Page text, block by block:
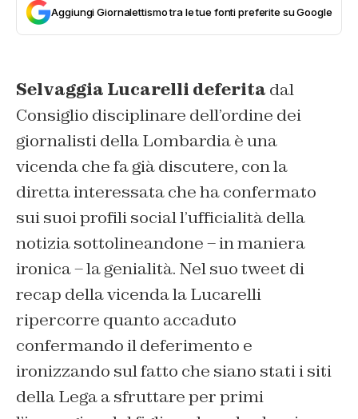
Aggiungi Giornalettismo tra le tue fonti preferite su Google
Selvaggia Lucarelli deferita dal
Consiglio disciplinare dell’ordine dei
giornalisti della Lombardia è una
vicenda che fa già discutere, con la
diretta interessata che ha confermato
sui suoi profili social l’ufficialità della
notizia sottolineandone – in maniera
ironica – la genialità. Nel suo tweet di
recap della vicenda la Lucarelli
ripercorre quanto accaduto
confermando il deferimento e
ironizzando sul fatto che siano stati i siti
della Lega a sfruttare per primi